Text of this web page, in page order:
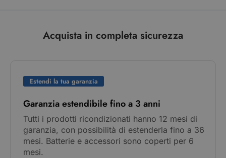
Acquista in completa sicurezza
Estendi la tua garanzia
Garanzia estendibile fino a 3 anni
Tutti i prodotti ricondizionati hanno 12 mesi di
garanzia, con possibilità di estenderla fino a 36
mesi. Batterie e accessori sono coperti per 6
mesi.